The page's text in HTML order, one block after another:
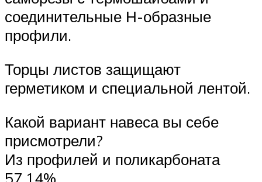
соединительные Н-образные
профили.
Торцы листов защищают
герметиком и специальной лентой.
Какой вариант навеса вы себе
присмотрели?
Из профилей и поликарбоната
57.14%